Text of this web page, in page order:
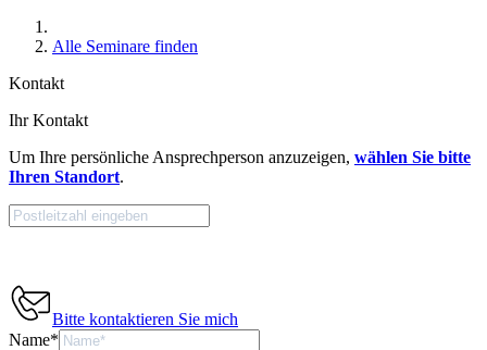
Alle Seminare finden
Kontakt
Ihr Kontakt
Um Ihre persönliche Ansprechperson anzuzeigen, wählen Sie bitte
Ihren Standort.
Bitte kontaktieren Sie mich
Name*